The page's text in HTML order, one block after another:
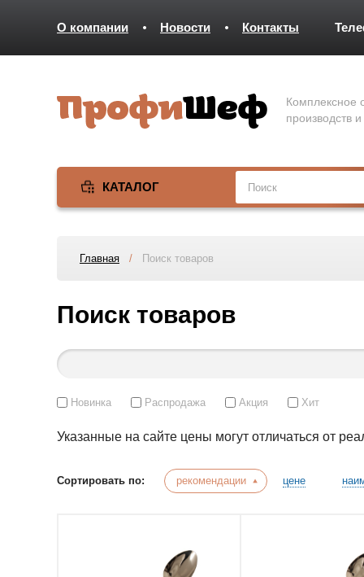
О компании Новости Контакты
Комплексное
производств
КАТАЛОГ
Главная / Поиск товаров
Поиск товаров
Новинка Распродажа Акция Хит
Указанные на сайте цены могут отличаться от
Сортировать по: рекомендации цене